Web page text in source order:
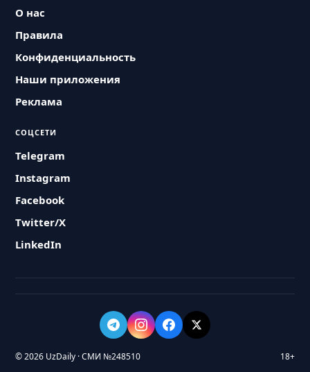
О нас
Правила
Конфиденциальность
Наши приложения
Реклама
СОЦСЕТИ
Telegram
Instagram
Facebook
Twitter/X
LinkedIn
© 2026 UzDaily · СМИ №248510 18+